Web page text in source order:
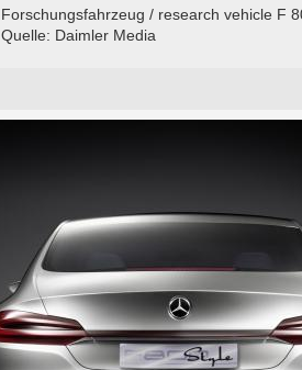
Forschungsfahrzeug / research vehicle F
Quelle: Daimler Media